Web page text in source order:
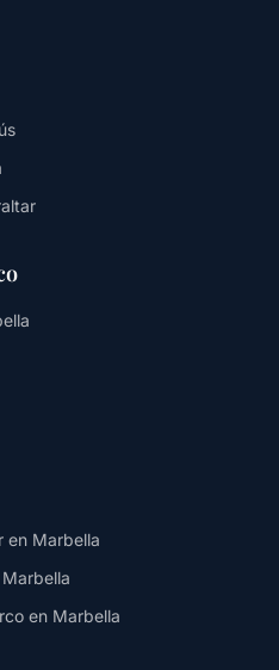
en Marbella
en Marbella